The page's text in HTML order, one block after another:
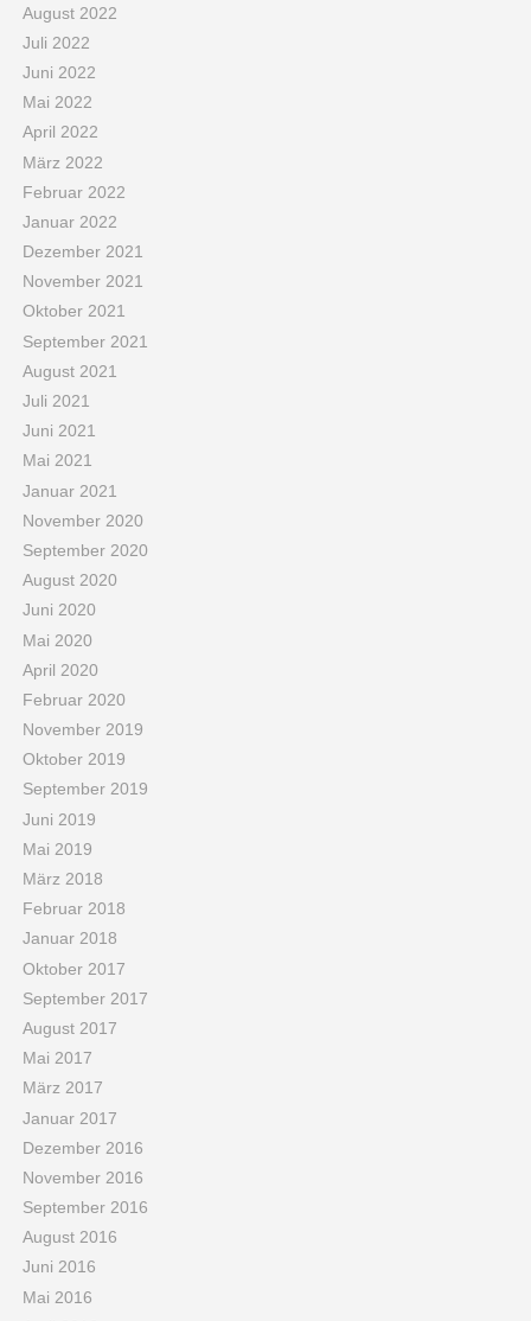
August 2022
Juli 2022
Juni 2022
Mai 2022
April 2022
März 2022
Februar 2022
Januar 2022
Dezember 2021
November 2021
Oktober 2021
September 2021
August 2021
Juli 2021
Juni 2021
Mai 2021
Januar 2021
November 2020
September 2020
August 2020
Juni 2020
Mai 2020
April 2020
Februar 2020
November 2019
Oktober 2019
September 2019
Juni 2019
Mai 2019
März 2018
Februar 2018
Januar 2018
Oktober 2017
September 2017
August 2017
Mai 2017
März 2017
Januar 2017
Dezember 2016
November 2016
September 2016
August 2016
Juni 2016
Mai 2016